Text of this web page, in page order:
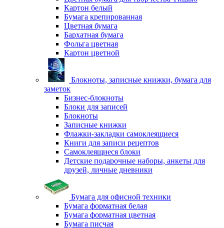
Картон белый
Бумага крепированная
Цветная бумага
Бархатная бумага
Фольга цветная
Картон цветной
Блокноты, записные книжки, бумага для
заметок
Бизнес-блокноты
Блоки для записей
Блокноты
Записные книжки
Флажки-закладки самоклеящиеся
Книги для записи рецептов
Самоклеящиеся блоки
Детские подарочные наборы, анкеты для
друзей, личные дневники
Бумага для офисной техники
Бумага форматная белая
Бумага форматная цветная
Бумага писчая